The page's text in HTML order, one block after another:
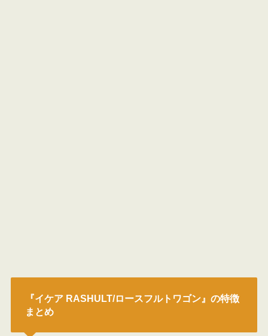
『イケア RASHULT/ロースフルトワゴン』の特徴
まとめ